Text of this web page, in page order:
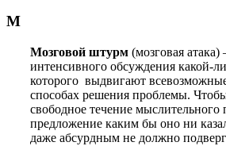
М
Мозговой штурм (мозговая
интенсивного обсуждения какой-
которого выдвигают
способах решения проблемы.
свободное течение мыслительного
предложение каким бы оно ни
даже абсурдным не должно